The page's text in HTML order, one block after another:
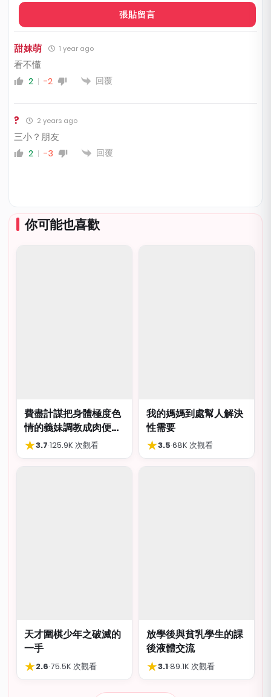
郵
甜妹萌 1 year ago
看不懂
2 -2 回覆
? 2 years ago
三小？朋友
2 -3 回覆
你可能也喜歡
費盡計謀把身體極度色
情的義妹調教成肉便
器，結局卻出人意外
★3.7·125.9K 次觀看
我的媽媽到處幫人解決
性需要
★3.5·68K 次觀看
天才圍棋少年之破滅的
一手
★2.6·75.5K 次觀看
放學後與貧乳學生的課
後液體交流
★3.1·89.1K 次觀看